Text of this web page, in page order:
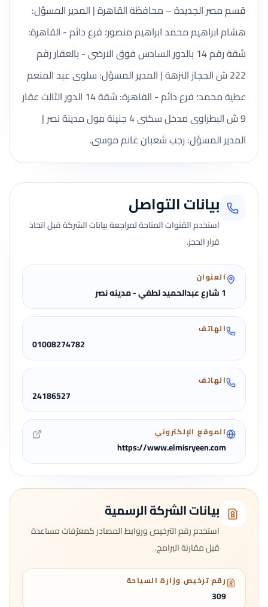
قسم مصر الجديدة – محافظة القاهرة | المدير المسؤل:
هشام ابراهيم محمد ابراهيم منصور؛ فرع دائم - القاهرة:
شقة رقم 14 بالدور السادس فوق الارضى - بالعقار رقم
222 ش الحجاز النزهة | المدير المسؤل: سلوى عبد المنعم
عطية محمد؛ فرع دائم - القاهرة: شقة 14 الدور الثالث عقار
9 ش البطراوى مدخل سكنى 4 جنينة مول مدينة نصر |
المدير المسؤل: رجب شعبان غانم موسى.
بيانات التواصل
استخدم القنوات المتاحة لمراجعة بيانات الشركة قبل اتخاذ
قرار الحجز.
العنوان
1 شارع عبدالحميد لطفي - مدينه نصر
الهاتف
01008274782
الهاتف
24186527
الموقع الإلكتروني
https://www.elmisryeen.com
بيانات الشركة الرسمية
استخدم رقم الترخيص وروابط المصادر كمعرّفات مساعدة
قبل مقارنة البرامج.
رقم ترخيص وزارة السياحة
309